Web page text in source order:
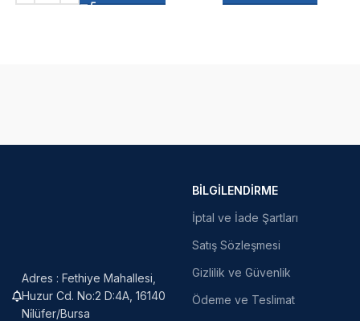
Adres : Fethiye Mahallesi,
Huzur Cd. No:2 D:4A, 16140
Ni̇lüfer/Bursa
BILGILENDIRME
İptal ve İade Şartları
Satış Sözleşmesi
Gizlilik ve Güvenlik
Ödeme ve Teslimat